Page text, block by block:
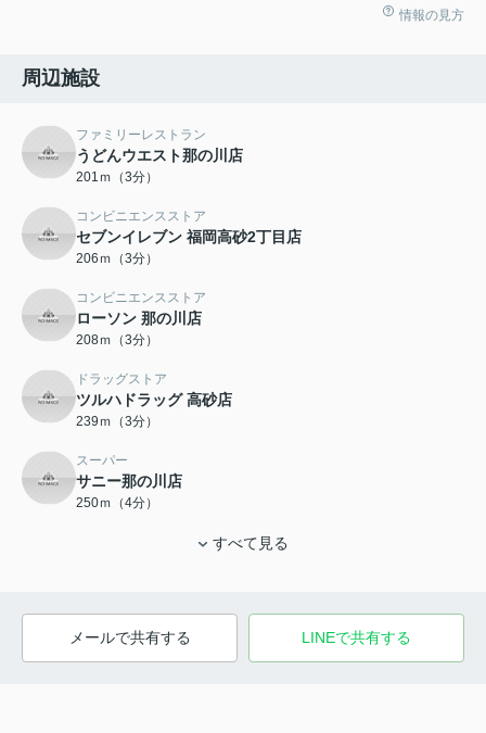
情報の見方
周辺施設
ファミリーレストラン
うどんウエスト那の川店
201ｍ（3分）
コンビニエンスストア
セブンイレブン 福岡高砂2丁目店
206ｍ（3分）
コンビニエンスストア
ローソン 那の川店
208ｍ（3分）
ドラッグストア
ツルハドラッグ 高砂店
239ｍ（3分）
スーパー
サニー那の川店
250ｍ（4分）
すべて見る
メールで共有する LINEで共有する